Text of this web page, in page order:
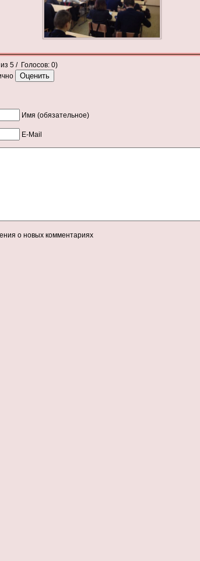
из 5 / Голосов: 0)
Имя (обязательное)
E-Mail
о новых комментариях